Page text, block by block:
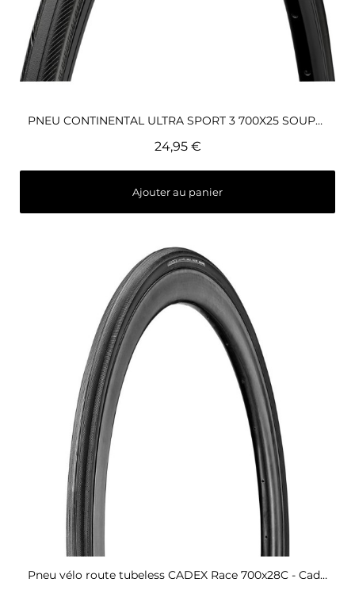
Aperçu rapide PNEU CONTINENTAL ULTRA SPORT 3 700X25 SOUPLE NOIR
24,95 €
Ajouter au panier
Aperçu rapide Pneu vélo route tubeless CADEX Race 700x28C - Cadex